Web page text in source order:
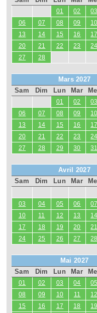
01 02 03
06
07 08 09 10
13
14 15 16 17
20
21 22 23 24
27
28
Mars 2027
Sam
Dim Lun Mar
01 02 03
06
07 08 09 10
13
14 15 16 17
20
21 22 23 24
27
28 29 30 31
Avril 2027
Sam
Dim Lun Mar
03
04 05 06 07
10
11 12 13 14
17
18 19 20 21
24
25 26 27 28
Mai 2027
Sam
Dim Lun Mar
01 02 03 04 05
08
09 10 11 12
15
16 17 18 19